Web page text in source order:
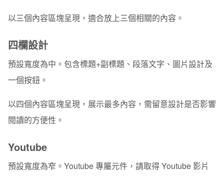
以三個內容區塊呈現，適合放上三個相關的內容。
四欄設計
預設寬度為中。包含標題+副標題、段落文字、圖片設計及
一個按鈕。
以四個內容區塊呈現，展示最多內容，需留意設計是否影響
閱讀的方便性。
Youtube
預設寬度為窄。Youtube 專屬元件，請取得 Youtube 影片